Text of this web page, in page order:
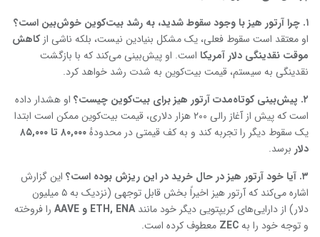
۱. چرا آرتور هیز با وجود سقوط شدید، به رشد بیت‌کوین خوش‌بین است؟
او معتقد است سقوط فعلی، یک مشکل بنیادین نیست، بلکه ناشی ازکاهش
موقت نقدینگی دلار آمریکا است. او پیش‌بینی می‌کند که با بازگشت
نقدینگی به سیستم، قیمت بیت‌کوین به شدت رشد خواهد کرد.
۲. پیش‌بینی کوتاه‌مدت آرتور هیز برای بیت‌کوین چیست؟ او هشدار داده
است که پیش از آغاز رالی ۲۰۰ هزار دلاری، قیمت بیت‌کوین ممکن است ابتدا
یک سقوط دیگر را تجربه کند و به کف قیمتی در محدودهٔ۸۰,۰۰۰ تا ۸۵,۰۰۰
دلار برسد.
۳. آیا خود آرتور هیز در حال خرید در این ریزش بوده است؟ این گزارش
اشاره می‌کند که آرتور هیز اخیراً بخش قابل توجهی (نزدیک به ۵ میلیون
دلار) از دارایی‌های کریپتویی دیگر خود مانندETH, ENA و
را فروخته
و توجه خود را بهZEC معطوف کرده است.